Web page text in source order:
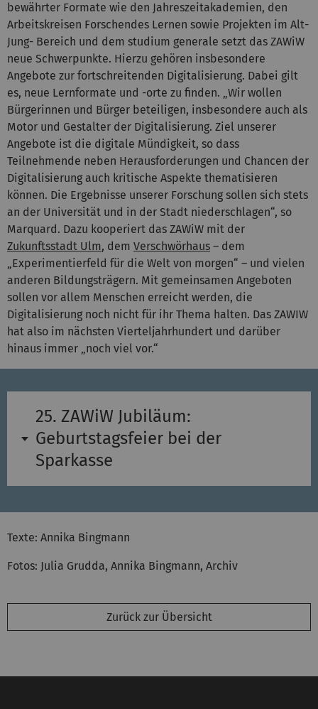
bewährter Formate wie den Jahreszeitakademien, den
Arbeitskreisen Forschendes Lernen sowie Projekten im Alt-
Jung- Bereich und dem studium generale setzt das ZAWiW
neue Schwerpunkte. Hierzu gehören insbesondere
Angebote zur fortschreitenden Digitalisierung. Dabei gilt
es, neue Lernformate und -orte zu finden. „Wir wollen
Bürgerinnen und Bürger beteiligen, insbesondere auch als
Motor und Gestalter der Digitalisierung. Ziel unserer
Angebote ist die digitale Mündigkeit, so dass
Teilnehmende neben Herausforderungen und Chancen der
Digitalisierung auch kritische Aspekte thematisieren
können. Die Ergebnisse unserer Forschung sollen sich stets
an der Universität und in der Stadt niederschlagen“, so
Marquard. Dazu kooperiert das ZAWiW mit der
Zukunftsstadt Ulm, dem Verschwörhaus – dem
„Experimentierfeld für die Welt von morgen“ – und vielen
anderen Bildungsträgern. Mit gemeinsamen Angeboten
sollen vor allem Menschen erreicht werden, die
Digitalisierung noch nicht für ihr Thema halten. Das ZAWIW
hat also im nächsten Vierteljahrhundert und darüber
hinaus immer „noch viel vor.“
25. ZAWiW Jubiläum:
Geburtstagsfeier bei der
Sparkasse
Texte: Annika Bingmann
Fotos: Julia Grudda, Annika Bingmann, Archiv
Zurück zur Übersicht